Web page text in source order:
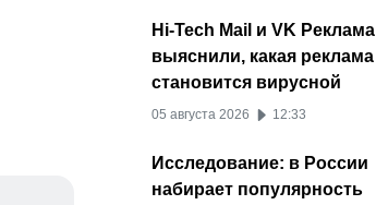
Hi-Tech Mail и VK Реклама
выяснили, какая реклама
становится вирусной
05 августа 2026 12:33
Исследование: в России
набирает популярность